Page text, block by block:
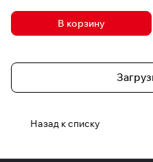
В корзину
Назад к списку